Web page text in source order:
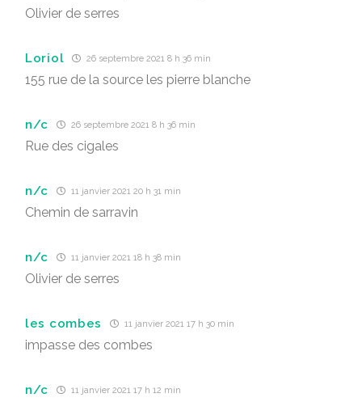
Olivier de serres
Loriol 26 septembre 2021 8 h 36 min
155 rue de la source les pierre blanche
n/c 26 septembre 2021 8 h 36 min
Rue des cigales
n/c 11 janvier 2021 20 h 31 min
Chemin de sarravin
n/c 11 janvier 2021 18 h 38 min
Olivier de serres
les combes 11 janvier 2021 17 h 30 min
impasse des combes
n/c 11 janvier 2021 17 h 12 min